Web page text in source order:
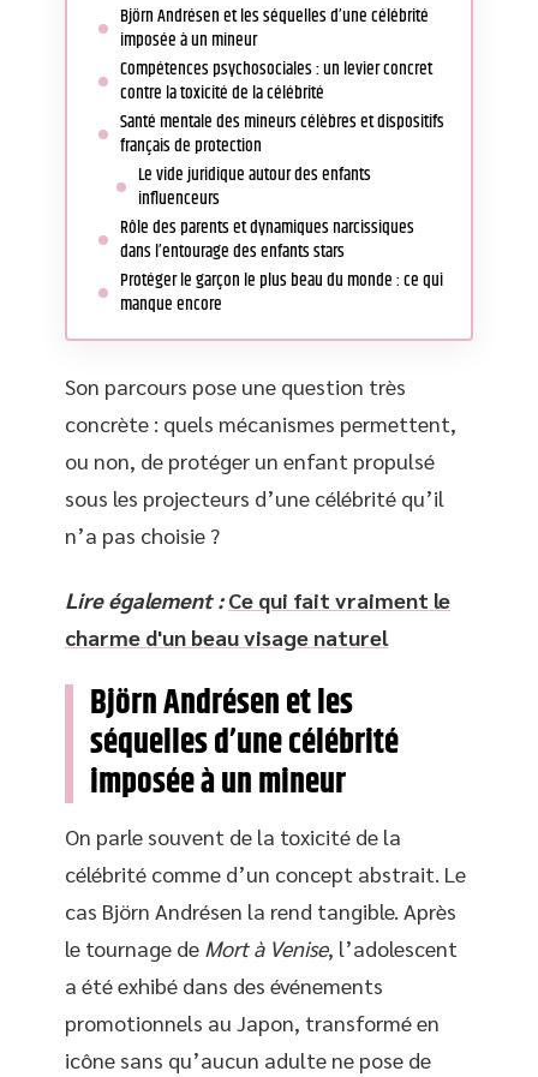
Björn Andrésen et les séquelles d’une célébrité
imposée à un mineur
Compétences psychosociales : un levier concret
contre la toxicité de la célébrité
Santé mentale des mineurs célèbres et dispositifs
français de protection
Le vide juridique autour des enfants
influenceurs
Rôle des parents et dynamiques narcissiques
dans l’entourage des enfants stars
Protéger le garçon le plus beau du monde : ce qui
manque encore
Son parcours pose une question très
concrète : quels mécanismes permettent,
ou non, de protéger un enfant propulsé
sous les projecteurs d’une célébrité qu’il
n’a pas choisie ?
Lire également : Ce qui fait vraiment le
charme d'un beau visage naturel
Björn Andrésen et les
séquelles d’une célébrité
imposée à un mineur
On parle souvent de la toxicité de la
célébrité comme d’un concept abstrait. Le
cas Björn Andrésen la rend tangible. Après
le tournage de Mort à Venise, l’adolescent
a été exhibé dans des événements
promotionnels au Japon, transformé en
icône sans qu’aucun adulte ne pose de